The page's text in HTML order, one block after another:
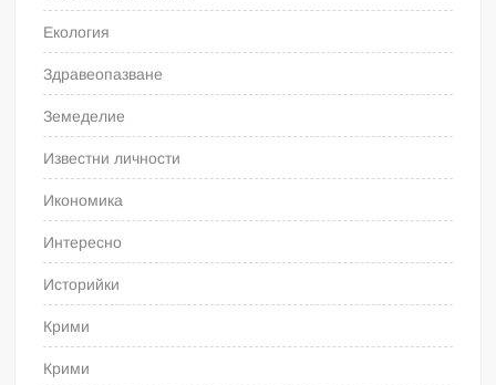
Екология
Здравеопазване
Земеделие
Известни личности
Икономика
Интересно
Историйки
Крими
Крими